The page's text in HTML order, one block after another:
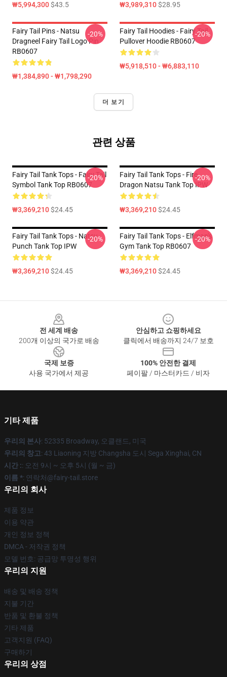
₩5,994,300$43.5 ₩3,989,310$28.95
Fairy Tail Pins - Natsu
Dragneel Fairy Tail Logo Pin
RB0607
₩1,384,890 - ₩1,798,290
-20%
Fairy Tail Hoodies - Fairy Tail
Pullover Hoodie RB0607
₩5,918,510 - ₩6,883,110
-20%
더 보기
관련 상품
Fairy Tail Tank Tops - Fairy Tail
Symbol Tank Top RB0607
₩3,369,210$24.45
-20%
Fairy Tail Tank Tops - Fire
Dragon Natsu Tank Top IPW
₩3,369,210$24.45
-20%
Fairy Tail Tank Tops - Natsu
Punch Tank Top IPW
₩3,369,210$24.45
-20%
Fairy Tail Tank Tops - Elfman's
Gym Tank Top RB0607
₩3,369,210$24.45
-20%
전 세계 배송
200개 이상의 국가로 배송
안심하고 쇼핑하세요
클릭에서 배송까지 24/7 보호
국제 보증
사용 국가에서 제공
100% 안전한 결제
페이팔 / 마스터카드 / 비자
기타 제품
우리의 본사: 52335 Broadway, 오클랜드, 미국
우리의 창고: 43 Liaoning 지방 Changsha 도시 Sega Xinghai, CN
시간 :: 오전 9시 ~ 오후 5시 (월 ~ 금)
이름 *: 연락처@fairy-tail.store
우리의 회사
제품 정보
이용 약관
개인 정보 정책
DMCA - 저작권 정책
모델 번호: 공급망 투명성 행위
우리의 지원
배송 및 배송 정책
지불 기간
반품 및 환불 정책
기타 제품
고객지원 (FAQ)
구매하기
우리의 상점